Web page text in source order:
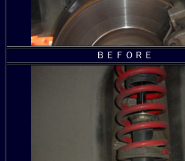
ＢＥＦＯＲＥ